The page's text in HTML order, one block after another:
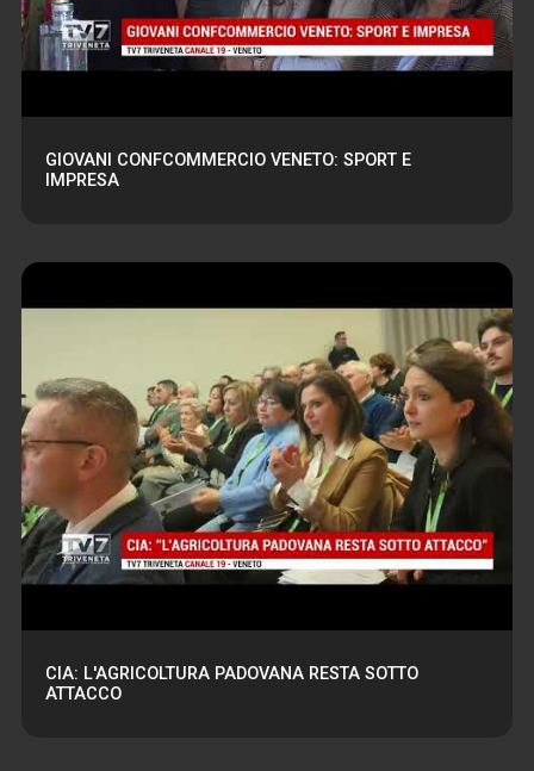
GIOVANI CONFCOMMERCIO VENETO: SPORT E
IMPRESA
CIA: L'AGRICOLTURA PADOVANA RESTA SOTTO
ATTACCO